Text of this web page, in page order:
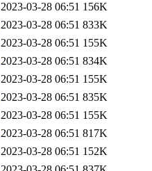
2023-03-28 06:51 156K
2023-03-28 06:51 833K
2023-03-28 06:51 155K
2023-03-28 06:51 834K
2023-03-28 06:51 155K
2023-03-28 06:51 835K
2023-03-28 06:51 155K
2023-03-28 06:51 817K
2023-03-28 06:51 152K